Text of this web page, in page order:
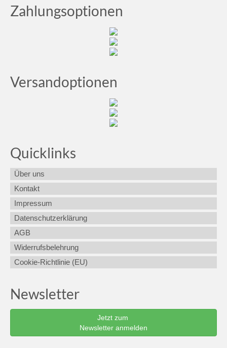
Zahlungsoptionen
Versandoptionen
Quicklinks
Über uns
Kontakt
Impressum
Datenschutzerklärung
AGB
Widerrufsbelehrung
Cookie-Richtlinie (EU)
Newsletter
Jetzt zum
Newsletter anmelden